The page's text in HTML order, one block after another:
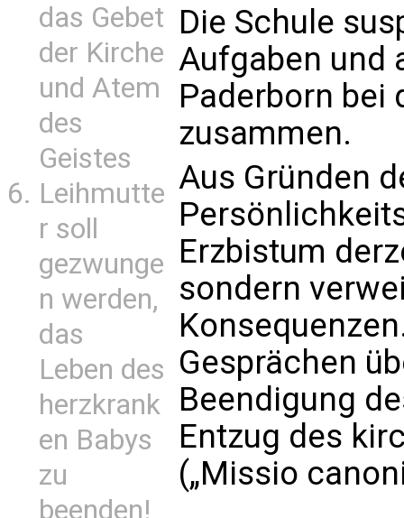
das Gebet
der Kirche
und Atem
des
Geistes
Leihmutte
r soll
gezwunge
n werden,
das
Leben des
herzkrank
en Babys
zu
beenden!
Die Schule
Aufgaben und
Paderborn bei
zusammen.
Aus Gründen
Erzbistum
sondern
Gesprächen
Beendigung
Entzug des
(„Missio